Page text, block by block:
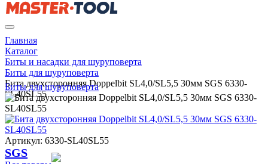
Главная
Каталог
Биты и насадки для шуруповерта
Биты для шуруповерта
Бита двухсторонняя Doppelbit SL4,0/SL5,5 30мм SGS 6330-
SL40SL55
Биты для шуруповерта
Артикул: 6330-SL40SL55
SGS